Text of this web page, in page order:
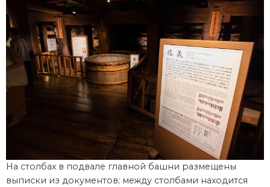
На столбах в подвале главной башни размещены
выписки из документов; между столбами находится